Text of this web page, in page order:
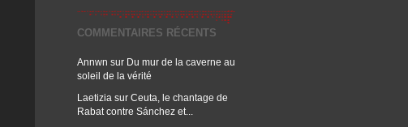
COMMENTAIRES RÉCENTS
Annwn sur Du mur de la caverne au
soleil de la vérité
Laetizia sur Ceuta, le chantage de
Rabat contre Sánchez et...